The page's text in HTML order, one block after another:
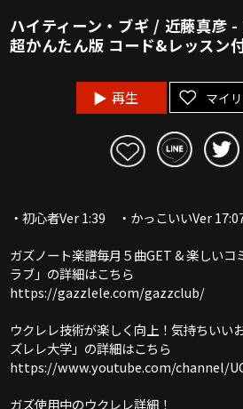
ハイティーン・ブギ / 近藤真彦
超かんたん版 コード&レッスン
再生 マイ
・初心者Ver 1:39 ・かっこいいVer
ガズノート楽譜毎月５曲GET & 楽しいコ
ラブ」の詳細はこちら
https://gazzlele.com/gazzclub/
ウクレレ技術が楽しく向上！気持ちいい
ズレレ大学」の詳細はこちら
https://www.youtube.com/channel/
ガズ使用中のウクレレ詳細！